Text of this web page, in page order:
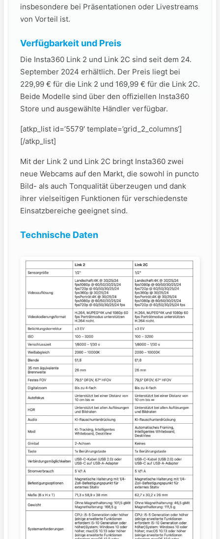
insbesondere bei Präsentationen oder Livestreams
von Vorteil ist.
Verfügbarkeit und Preis
Die Insta360 Link 2 und Link 2C sind seit dem 24.
September 2024 erhältlich. Der Preis liegt bei
229,99 € für die Link 2 und 169,99 € für die Link 2C.
Beide Modelle sind über den offiziellen Insta360
Store und ausgewählte Händler verfügbar.
[atkp_list id=’5579′ template=’grid_2_columns‘]
[/atkp_list]
Mit der Link 2 und Link 2C bringt Insta360 zwei
neue Webcams auf den Markt, die sowohl in puncto
Bild- als auch Tonqualität überzeugen und dank
ihrer vielseitigen Funktionen für verschiedenste
Einsatzbereiche geeignet sind.
Technische Daten